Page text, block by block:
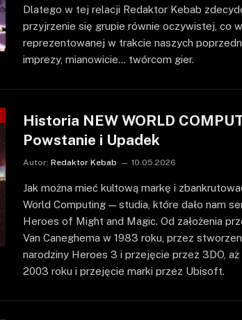
Dlatego w tej relacji Redaktor Kebab
przyjrzenie się grupie równie oczywistej, co
reprezentowanej w trakcie naszych
imprezy, mianowicie… twórcom gier.
Historia NEW WORLD
Powstanie i Upadek
Autor: Redaktor Kebab 10.05.2026
Jak można mieć kultową markę i
World Computing — studia, które dało nam
Heroes of Might and Magic. Od założenia
Van Caneghema w 1983 roku, przez
narodziny Heroes 3 i przejęcie przez 3DO,
2003 roku i przejęcie marki przez Ubisoft.